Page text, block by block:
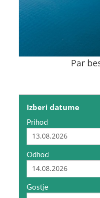
Par
Izberi datume
Prihod
Odhod
Gostje